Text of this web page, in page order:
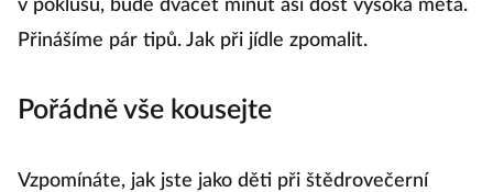
v poklusu, bude dvacet minut asi dost vysoká meta.
Přinášíme pár tipů. Jak při jídle zpomalit.
Pořádně vše kousejte
Vzpomínáte, jak jste jako děti při štědrovečerní